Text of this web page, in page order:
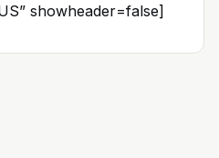
showheader=false]